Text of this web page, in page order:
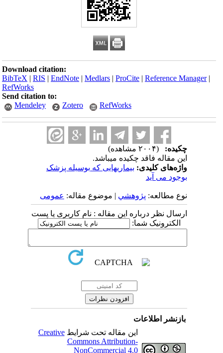
Download citation:
BibTeX |RIS |EndNote |Medlars |ProCite |Reference Manager
RefWorks
Send citation to:
Mendeley
Zotero RefWorks
چکیده:
این مقاله فاقد چکیده می​باشد.
واژه‌های کلیدی:بیماریهایی که بوسیله پزشک
بوجود می آید
نوع مطالعه:پژوهشي| موضوع مقاله:عمومى
ارسال نظر درباره این مقاله : نام کاربری یا پست
الکترونیک شما:
بازنشر اطلاعات
این مقاله تحت شرایطCreative
Commons Attribution-
NonCommercial 4.0